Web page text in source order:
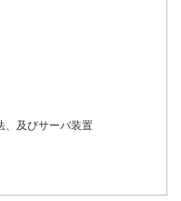
、及びサーバ装置